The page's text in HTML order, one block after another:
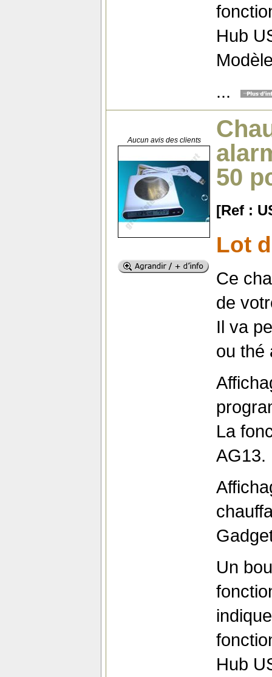
Hub
...
Aucun avis des clients
50
[Ref :
Lot
Ce
de
Il va
ou thé
La
AG13.
Un
Hub